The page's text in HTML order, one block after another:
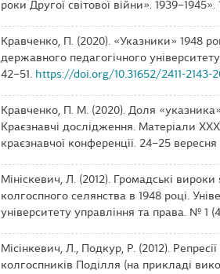
роки Другої світової війни».
Кравченко, П. (2020). «Указники» 1948
державного педагогічного
42–51.
https://doi.org/10.31652/2411-2143-
Кравченко, П. М. (2020). Доля
Краєзнавчі дослідження. Матеріали
краєзнавчої конференції. 24–25
Мініскевич, Л. (2012). Громадські
колгоспного селянства в 1948 році.
університету управління та права. № 1
Місінкевич, Л., Подкур, Р. (2012).
колгоспників Поділля (на прикладі